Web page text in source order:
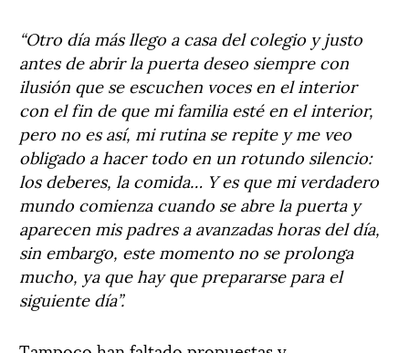
“Otro día más llego a casa del colegio y justo
antes de abrir la puerta deseo siempre con
ilusión que se escuchen voces en el interior
con el fin de que mi familia esté en el interior,
pero no es así, mi rutina se repite y me veo
obligado a hacer todo en un rotundo silencio:
los deberes, la comida… Y es que mi verdadero
mundo comienza cuando se abre la puerta y
aparecen mis padres a avanzadas horas del día,
sin embargo, este momento no se prolonga
mucho, ya que hay que prepararse para el
siguiente día”.